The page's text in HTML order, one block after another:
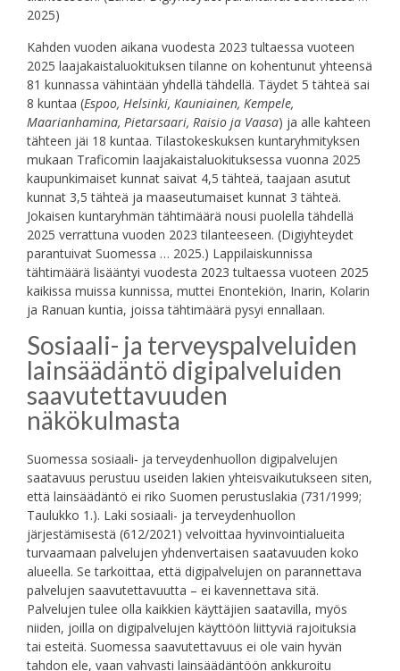
2025)
Kahden vuoden aikana vuodesta 2023 tultaessa vuoteen
2025 laajakaistaluokituksen tilanne on kohentunut yhteensä
81 kunnassa vähintään yhdellä tähdellä. Täydet 5 tähteä sai
8 kuntaa (Espoo, Helsinki, Kauniainen, Kempele,
Maarianhamina, Pietarsaari, Raisio ja Vaasa) ja alle kahteen
tähteen jäi 18 kuntaa. Tilastokeskuksen kuntaryhmityksen
mukaan Traficomin laajakaistaluokituksessa vuonna 2025
kaupunkimaiset kunnat saivat 4,5 tähteä, taajaan asutut
kunnat 3,5 tähteä ja maaseutumaiset kunnat 3 tähteä.
Jokaisen kuntaryhmän tähtimäärä nousi puolella tähdellä
2025 verrattuna vuoden 2023 tilanteeseen. (Digiyhteydet
parantuivat Suomessa … 2025.) Lappilaiskunnissa
tähtimäärä lisääntyi vuodesta 2023 tultaessa vuoteen 2025
kaikissa muissa kunnissa, muttei Enontekiön, Inarin, Kolarin
ja Ranuan kuntia, joissa tähtimäärä pysyi ennallaan.
Sosiaali- ja terveyspalveluiden
lainsäädäntö digipalveluiden
saavutettavuuden
näkökulmasta
Suomessa sosiaali‑ ja terveydenhuollon digipalvelujen
saatavuus perustuu useiden lakien yhteisvaikutukseen siten,
että lainsäädäntö ei riko Suomen perustuslakia (731/1999;
Taulukko 1.). Laki sosiaali- ja terveydenhuollon
järjestämisestä (612/2021) velvoittaa hyvinvointialueita
turvaamaan palvelujen yhdenvertaisen saatavuuden koko
alueella. Se tarkoittaa, että digipalvelujen on parannettava
palvelujen saavutettavuutta – ei kavennettava sitä.
Palvelujen tulee olla kaikkien käyttäjien saatavilla, myös
niiden, joilla on digipalvelujen käyttöön liittyviä rajoituksia
tai esteitä. Suomessa saavutettavuus ei ole vain hyvän
tahdon ele, vaan vahvasti lainsäädäntöön ankkuroitu